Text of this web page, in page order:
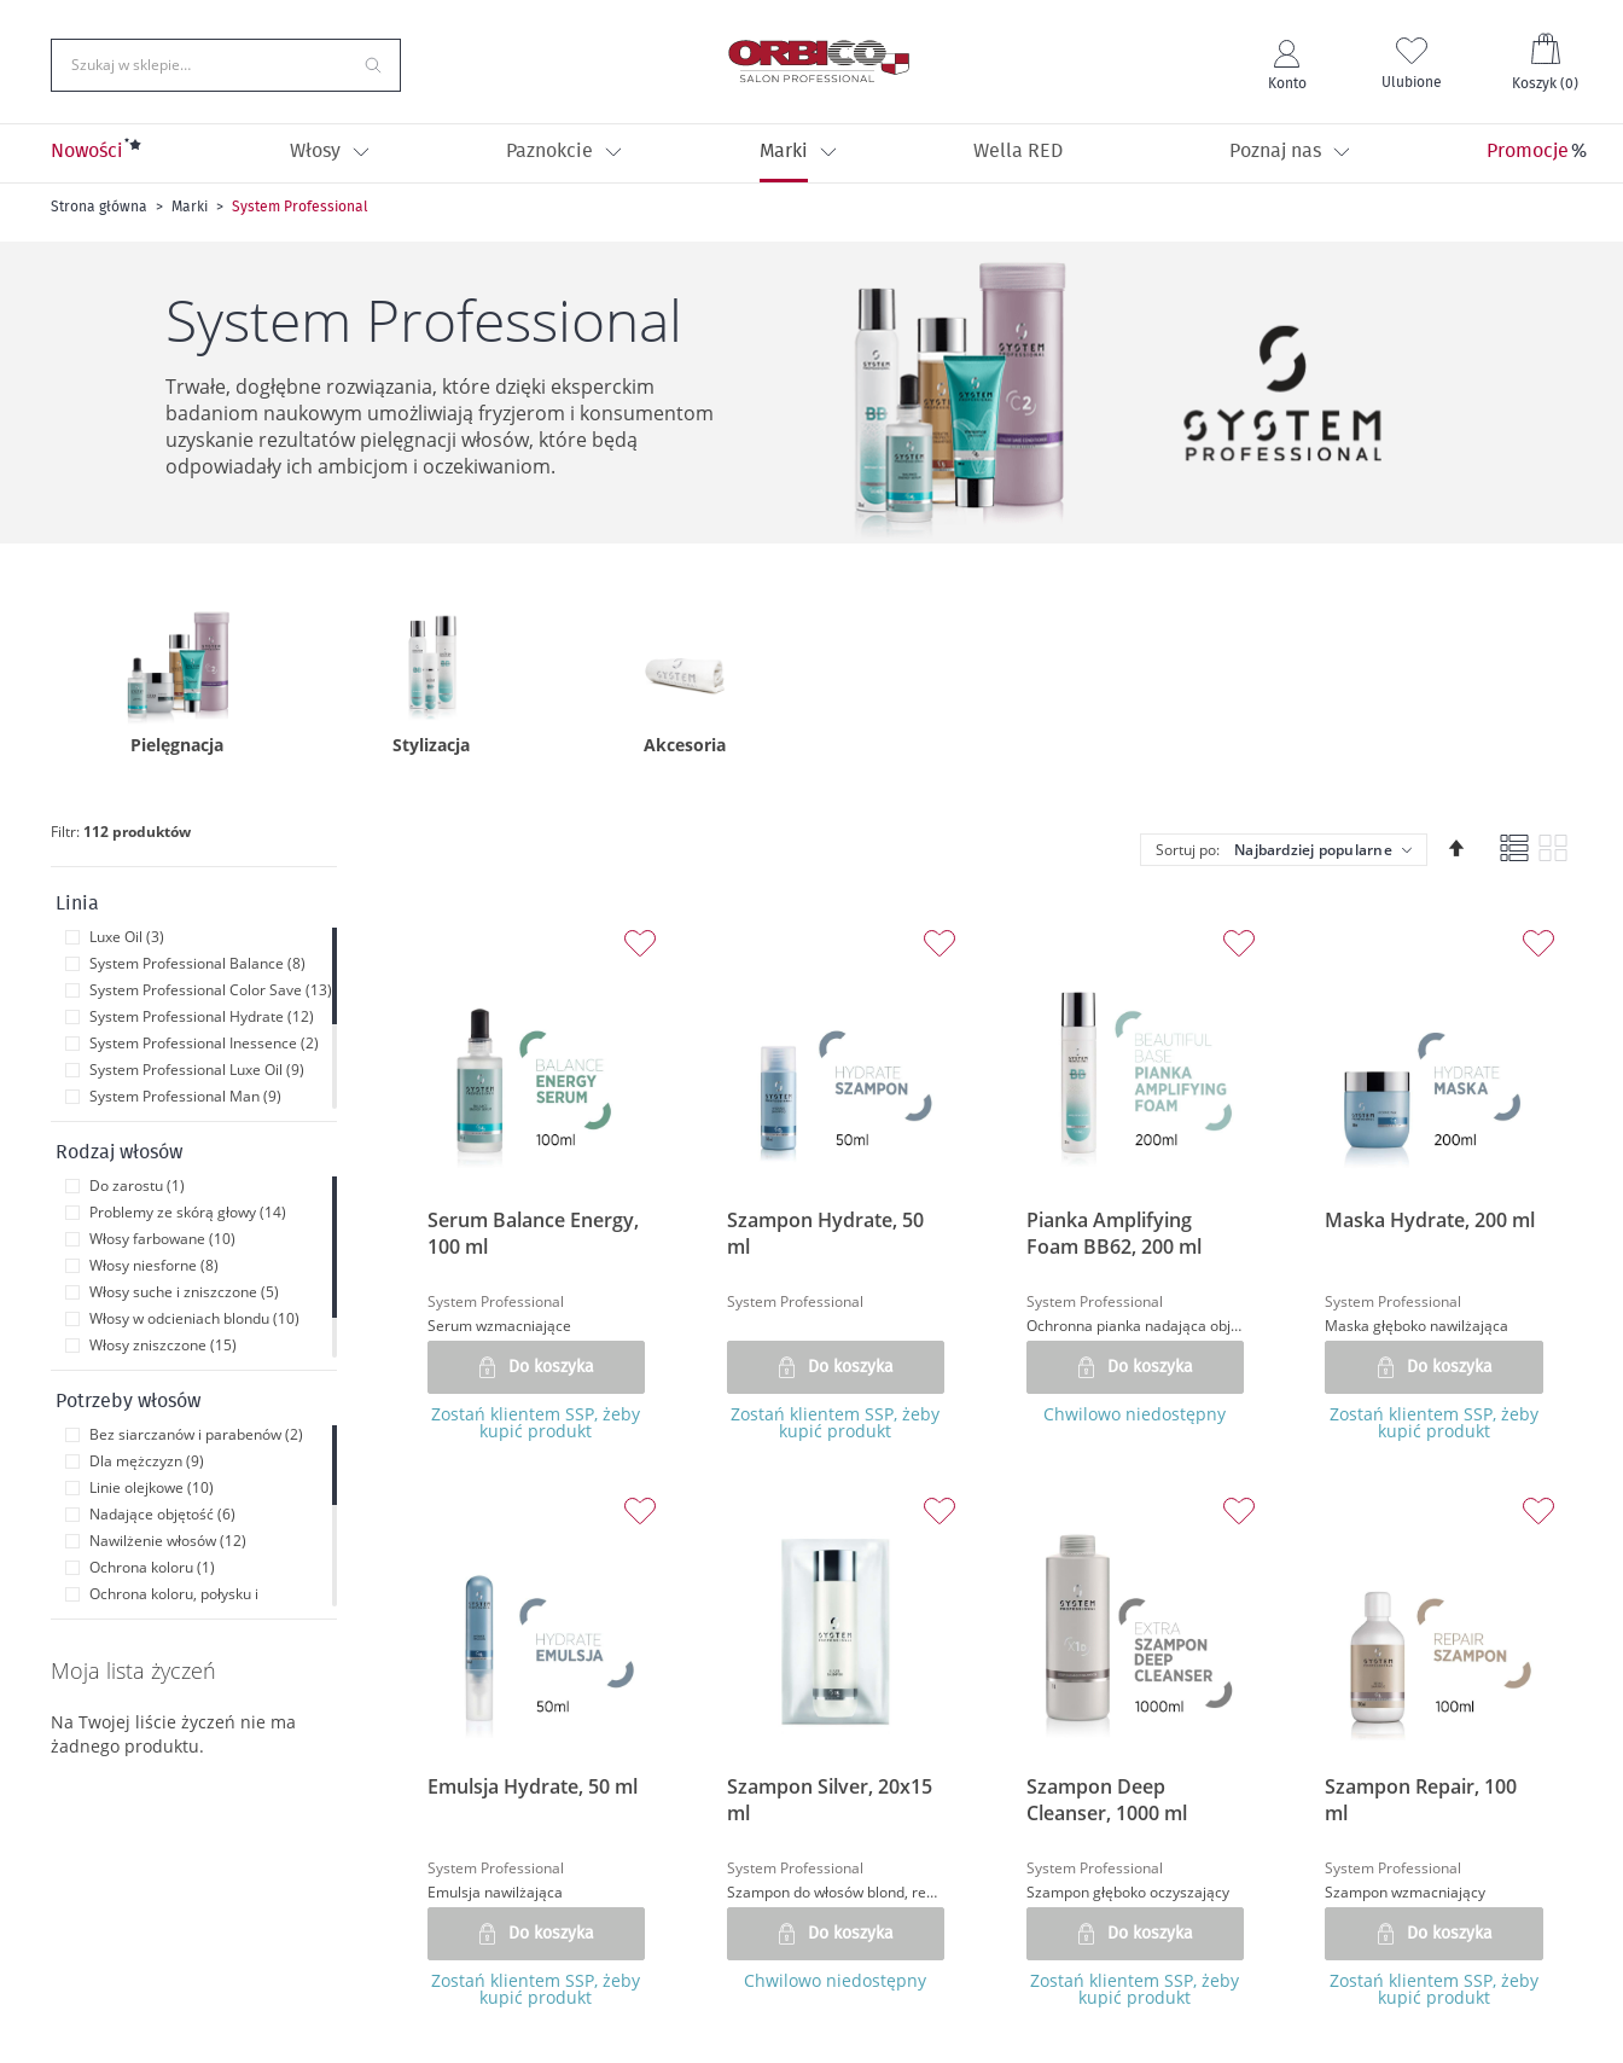
do
treści
Szukaj w sklepie…
Konto Ulubione Koszyk (0)
Nowości Włosy Paznokcie Marki Wella RED Poznaj nas Promocje
Strona główna Marki System Professional
System Professional
Trwałe, dogłębne rozwiązania, które dzięki eksperckim
badaniom naukowym umożliwiają fryzjerom i konsumentom
uzyskanie rezultatów pielęgnacji włosów, które będą
odpowiadały ich ambicjom i oczekiwaniom.
Pielęgnacja Stylizacja Akcesoria
Lista
Sortuj po:
Ustaw
kierunek
Serum Balance Energy,
100 ml
System Professional
Serum wzmacniające
Do koszyka
Zostań klientem SSP, żeby
kupić produkt
Szampon Hydrate, 50
ml
System Professional
Do koszyka
Zostań klientem SSP, żeby
kupić produkt
Pianka Amplifying
Foam BB62, 200 ml
System Professional
Ochronna pianka nadająca objętość
Do koszyka
Chwilowo niedostępny
Maska Hydrate, 200 ml
System Professional
Maska głęboko nawilżająca
Do koszyka
Zostań klientem SSP, żeby
kupić produkt
Emulsja Hydrate, 50 ml
System Professional
Emulsja nawilżająca
Do koszyka
Zostań klientem SSP, żeby
kupić produkt
Szampon Silver, 20x15
ml
System Professional
Szampon do włosów blond, redukujący ciepły odcień
Do koszyka
Chwilowo niedostępny
Szampon Deep
Cleanser, 1000 ml
System Professional
Szampon głęboko oczyszający
Do koszyka
Zostań klientem SSP, żeby
kupić produkt
Szampon Repair, 100
ml
System Professional
Szampon wzmacniający
Do koszyka
Zostań klientem SSP, żeby
kupić produkt
Filtr: 112 produktów
Linia
Luxe Oil (3)
System Professional Balance (8)
System Professional Color Save (13)
System Professional Hydrate (12)
System Professional Inessence (2)
System Professional Luxe Oil (9)
System Professional Man (9)
System Professional Repair (13)
System Professional Smoothen (8)
System Professional Solar (5)
System Professional Volumize (6)
System Professional Luxeblond (9)
Rodzaj włosów
Do zarostu (1)
Problemy ze skórą głowy (14)
Włosy farbowane (10)
Włosy niesforne (8)
Włosy suche i zniszczone (5)
Włosy w odcieniach blondu (10)
Włosy zniszczone (15)
Wszystkie rodzaje włosów (52)
Potrzeby włosów
Bez siarczanów i parabenów (2)
Dla mężczyzn (9)
Linie olejkowe (10)
Nadające objętość (6)
Nawilżenie włosów (12)
Ochrona koloru (1)
Ochrona koloru, połysku i
Odbudowa zniszczonych włosów (15)
Produkty do zabiegów w salonie (5)
Skóra głowy (15)
Moja lista życzeń
Na Twojej liście życzeń nie ma
żadnego produktu.